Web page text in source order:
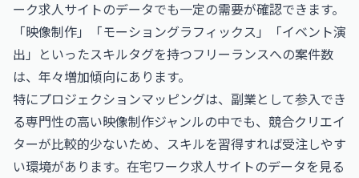
ーク求人サイトのデータでも一定の需要が確認できます。
「映像制作」「モーショングラフィックス」「イベント演
出」といったスキルタグを持つフリーランスへの案件数
は、年々増加傾向にあります。
特にプロジェクションマッピングは、副業として参入でき
る専門性の高い映像制作ジャンルの中でも、競合クリエイ
ターが比較的少ないため、スキルを習得すれば受注しやす
い環境があります。在宅ワーク求人サイトのデータを見る